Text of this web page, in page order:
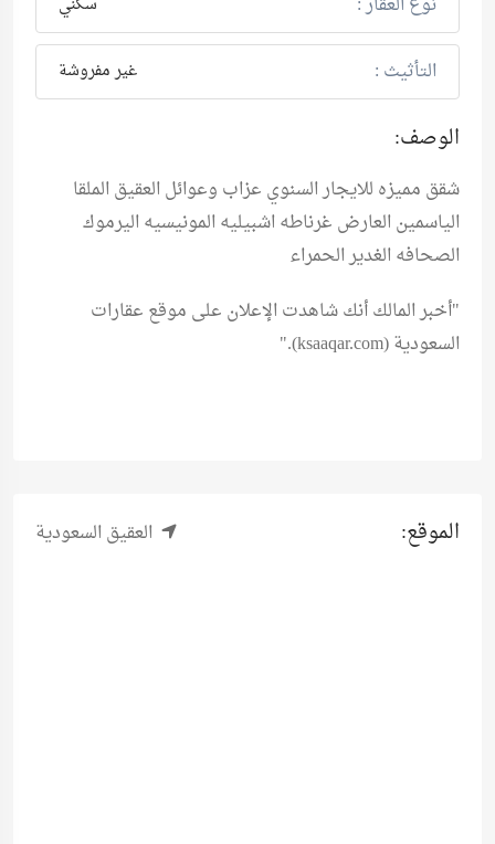
التأثيث : غير مفروشة
الوصف:
شقق مميزه للايجار السنوي عزاب وعوائل العقيق الملقا
الياسمين العارض غرناطه اشبيليه المونيسيه اليرموك
الصحافه الغدير الحمراء
"أخبر المالك أنك شاهدت الإعلان على موقع عقارات
السعودية (ksaaqar.com)
."
الموقع: العقيق السعودية